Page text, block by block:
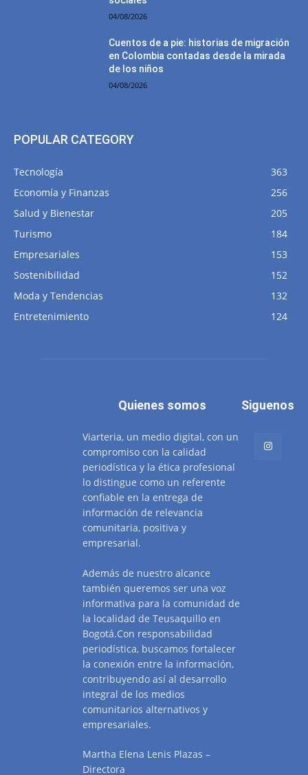
04/08/2026
Cuentos de a pie: historias de migración
en Colombia contadas desde la mirada
de los niños
04/08/2026
POPULAR CATEGORY
Tecnología
363
Economía y Finanzas
256
Salud y Bienestar
205
Turismo
184
Empresariales
153
Sostenibilidad
152
Moda y Tendencias
132
Entretenimiento
124
Quienes somos
Viarteria, un medio digital, con un
compromiso con la calidad
periodística y la ética profesional
lo distingue como un referente
confiable en la entrega de
información de relevancia
comunitaria, positiva y
empresarial.
Además de nuestro alcance
también queremos ser una voz
informativa para la comunidad de
la localidad de Teusaquillo en
Bogotá.Con responsabilidad
periodística, buscamos fortalecer
la conexión entre la información,
contribuyendo así al desarrollo
integral de los medios
comunitarios alternativos y
empresariales.
Martha Elena Lenis Plazas –
Directora
Siguenos